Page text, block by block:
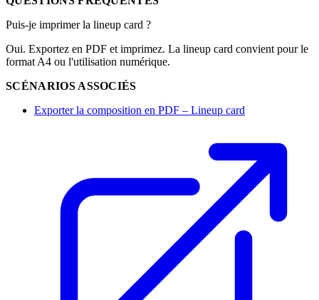
Puis-je imprimer la lineup card ?
Oui. Exportez en PDF et imprimez. La lineup card convient pour le
format A4 ou l'utilisation numérique.
SCÉNARIOS ASSOCIÉS
Exporter la composition en PDF – Lineup card